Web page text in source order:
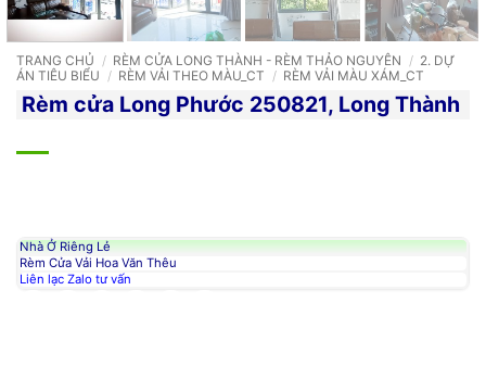
TRANG CHỦ / RÈM CỬA LONG THÀNH - RÈM THẢO NGUYÊN / 2. DỰ
ÁN TIÊU BIỂU / RÈM VẢI THEO MÀU_CT / RÈM VẢI MÀU XÁM_CT
Rèm cửa Long Phước 250821, Long Thành
Nhà Ở Riêng Lẻ
Rèm Cửa Vải Hoa Văn Thêu
Liên lạc Zalo tư vấn